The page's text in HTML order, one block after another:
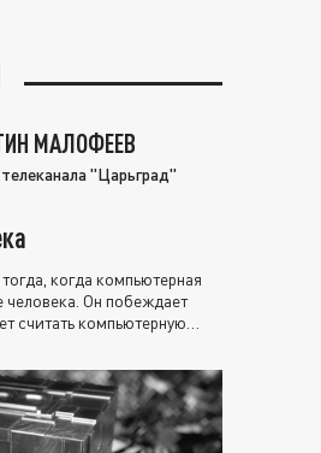
МАЛОФЕЕВ
"Царьград"
когда компьютерная
человека. Он побеждает
считать компьютерную